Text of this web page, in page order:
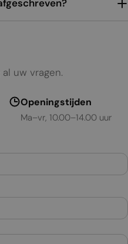
uw vragen.
Openingstijden
Ma–vr, 10.00–14.00 uur